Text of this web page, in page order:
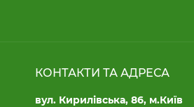
КОНТАКТИ ТА АДРЕСА
вул. Кирилівська, 86, м.Київ